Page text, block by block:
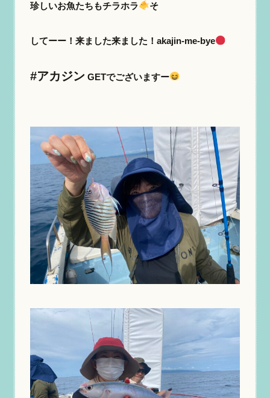
珍しいお魚たちもチラホラ そ
してーー！来ました来ました！akajin-me-bye
#アカジン GETでございますー